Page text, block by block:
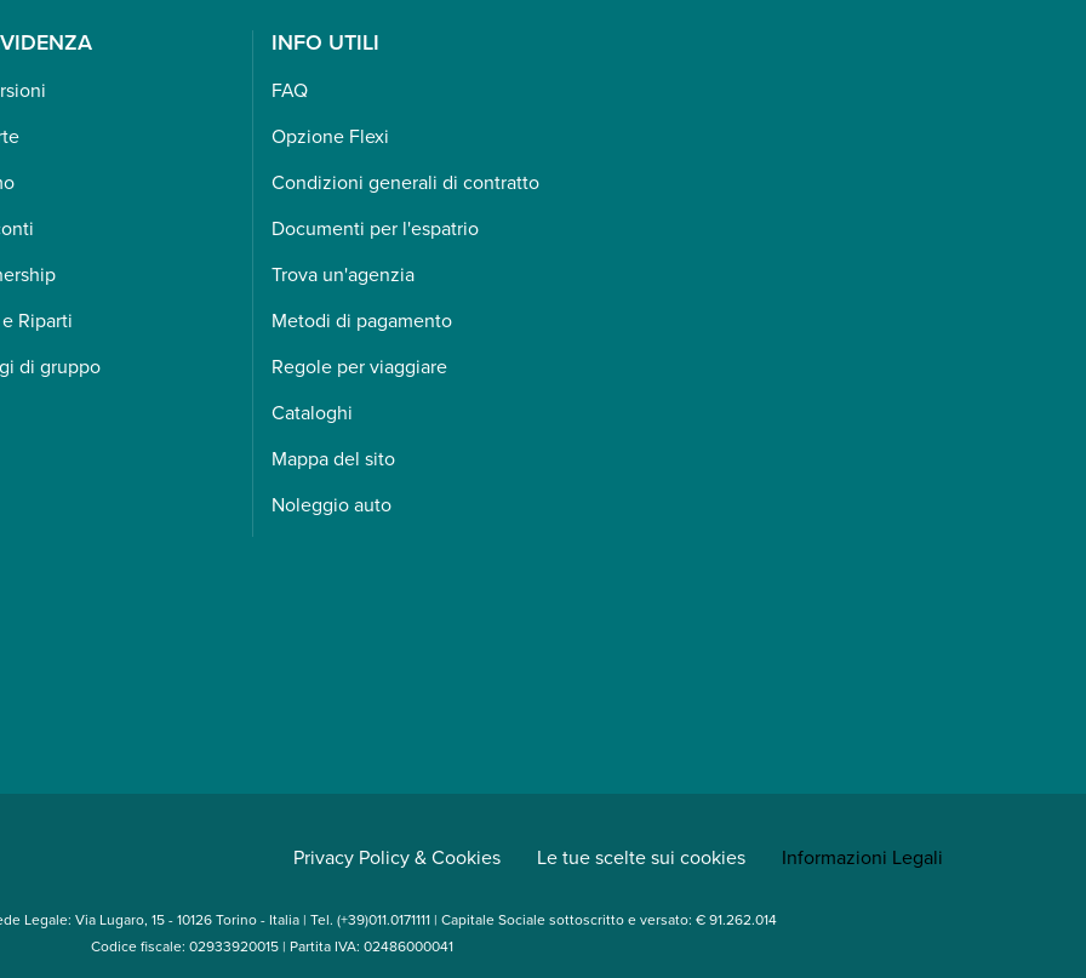
Riparti
di gruppo
INFO UTILI
FAQ
Opzione Flexi
Condizioni generali di contratto
Documenti per l'espatrio
Trova un'agenzia
Metodi di pagamento
Regole per viaggiare
Cataloghi
Mappa del sito
Noleggio auto
Privacy Policy & Cookies Le tue scelte sui cookies Informazioni Legali
Legale: Via Lugaro, 15 - 10126 Torino - Italia | Tel. (+39)011.0171111 | Capitale Sociale sottoscritto e versato: € 91.262.014
Codice fiscale: 02933920015 | Partita IVA: 02486000041